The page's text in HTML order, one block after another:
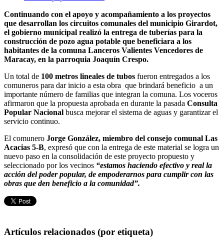
Continuando con el apoyo y acompañamiento a los proyectos
que desarrollan los circuitos comunales del municipio Girardot,
el gobierno municipal realizó la entrega de tuberías para la
construcción de pozo agua potable que beneficiara a los
habitantes de la comuna Lanceros Valientes Vencedores de
Maracay, en la parroquia Joaquín Crespo.
Un total de 100 metros lineales de tubos fueron entregados a los
comuneros para dar inicio a esta obra que brindará beneficio a un
importante número de familias que integran la comuna. Los voceros
afirmaron que la propuesta aprobada en durante la pasada Consulta
Popular Nacional busca mejorar el sistema de aguas y garantizar el
servicio continuo.
El comunero Jorge González, miembro del consejo comunal Las
Acacias 5-B, expresó que con la entrega de este material se logra un
nuevo paso en la consolidación de este proyecto propuesto y
seleccionado por los vecinos “estamos haciendo efectivo y real la
acción del poder popular, de empoderarnos para cumplir con las
obras que den beneficio a la comunidad”.
Artículos relacionados (por etiqueta)